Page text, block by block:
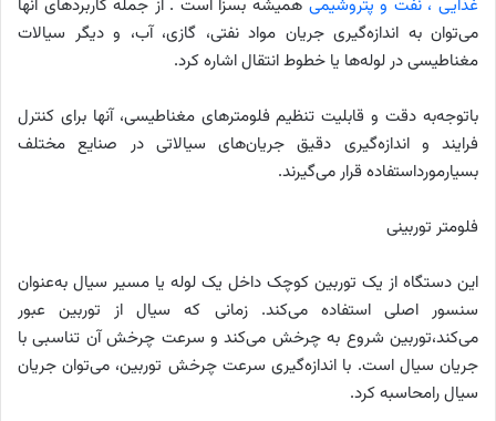
غذایی ، نفت و پتروشیمی همیشه بسزا است . از جمله کاربردهای آنها
می‌توان به اندازه‌گیری جریان مواد نفتی، گازی، آب، و دیگر سیالات
مغناطیسی در لوله‌ها یا خطوط انتقال اشاره کرد.
باتوجه‌به دقت و قابلیت تنظیم فلومترهای مغناطیسی، آنها برای کنترل
فرایند و اندازه‌گیری دقیق جریان‌های سیالاتی در صنایع مختلف
بسیارمورداستفاده قرار می‌گیرند.
فلومتر توربینی
این دستگاه از یک توربین کوچک داخل یک لوله یا مسیر سیال به‌عنوان
سنسور اصلی استفاده می‌کند. زمانی که سیال از توربین عبور
می‌کند،توربین شروع به چرخش می‌کند و سرعت چرخش آن تناسبی با
جریان سیال است. با اندازه‌گیری سرعت چرخش توربین، می‌توان جریان
سیال رامحاسبه کرد.